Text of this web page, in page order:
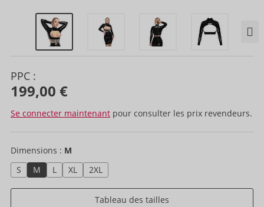
PPC :
199,00 €
Se connecter maintenant pour consulter les prix revendeurs.
Dimensions : M
S
M L XL 2XL
Tableau des tailles